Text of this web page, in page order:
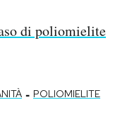
di poliomielite
- POLIOMIELITE